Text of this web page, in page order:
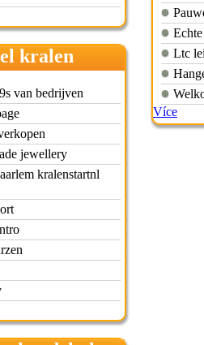
kralen
van bedrijven
jewellery
kralenstartnl
Ltc
Více